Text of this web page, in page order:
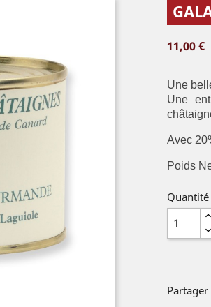
11,00 €
Une
Une
Avec
Poids
Quantité
Partager